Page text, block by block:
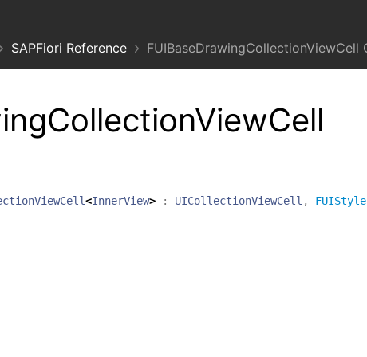
SAPFiori Reference FUIBaseDrawingCollectionViewCell
<InnerView> : UICollectionViewCell ,